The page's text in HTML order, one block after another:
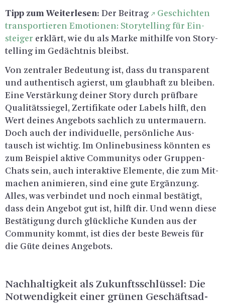
Tipp zum Wei­ter­le­sen: Der Bei­trag
Ge­schich­ten
trans­por­tie­ren Emo­tio­nen: Sto­ry­tel­ling für Ein­
stei­ger er­klärt, wie du als Marke mit­hil­fe von Sto­ry­
tel­ling im Ge­dächt­nis bleibst.
Von zen­tra­ler Be­deu­tung ist, dass du trans­pa­rent
und au­then­tisch agierst, um glaub­haft zu blei­ben.
Eine Ver­stär­kung dei­ner Story durch prüf­ba­re
Qua­li­täts­sie­gel, Zer­ti­fi­ka­te oder La­bels hilft, den
Wert dei­nes An­ge­bots sach­lich zu un­ter­mau­ern.
Doch auch der in­di­vi­du­el­le, per­sön­li­che Aus­
tausch ist wich­tig. Im On­line­busi­ness könn­ten es
zum Bei­spiel ak­ti­ve Com­mu­ni­tys oder Grup­pen-
Chats sein, auch in­ter­ak­ti­ve Ele­men­te, die zum Mit­
ma­chen ani­mie­ren, sind eine gute Er­gän­zung.
Alles, was ver­bin­det und noch ein­mal be­stä­tigt,
dass dein An­ge­bot gut ist, hilft dir. Und wenn diese
Be­stä­ti­gung durch glück­li­che Kun­den aus der
Com­mu­ni­ty kommt, ist dies der beste Be­weis für
die Güte dei­nes An­ge­bots.
Nach­hal­tig­keit als Zu­kunfts­schlüs­sel: Die
Not­wen­dig­keit einer grü­nen Ge­schäfts­ad­